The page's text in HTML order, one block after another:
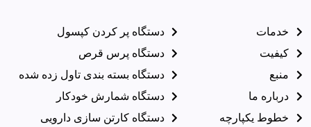
خدمات
کیفیت
منبع
درباره ما
خطوط یکپارچه
دستگاه پر کردن کپسول
دستگاه پرس قرص
دستگاه بسته بندی تاول زده شده
دستگاه شمارش خودکار
دستگاه کارتن سازی دارویی